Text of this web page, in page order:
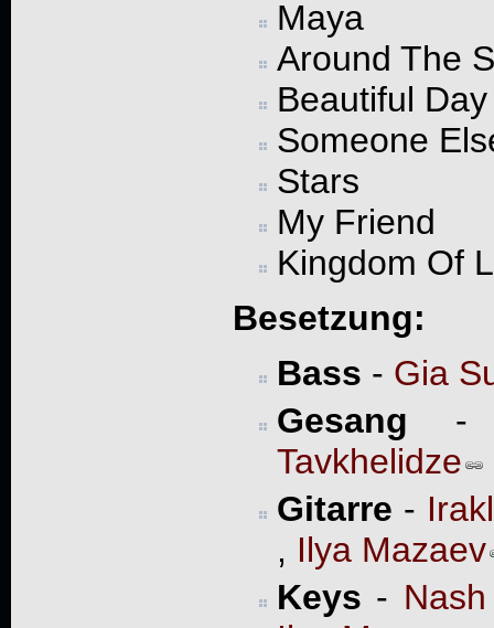
Maya
Around The
Beautiful Day
Someone
Stars
My Friend
Kingdom Of
Besetzung:
Bass - Gia
Gesang
Tavkhelidze
Gitarre -
, Ilya Mazaev
Keys -